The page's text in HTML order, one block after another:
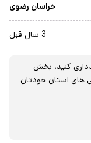
خراسان رضوی
3 سال قبل
کنید، بخش
های استان خودتان